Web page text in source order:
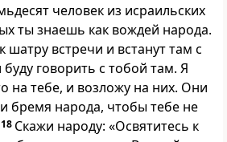
человек из исраильских
ты знаешь как вождей народа.
шатру встречи и встанут там с
буду говорить с тобой там. Я
на тебе, и возложу на них. Они
бремя народа, чтобы тебе не
18 Скажи народу: «Освятитесь к